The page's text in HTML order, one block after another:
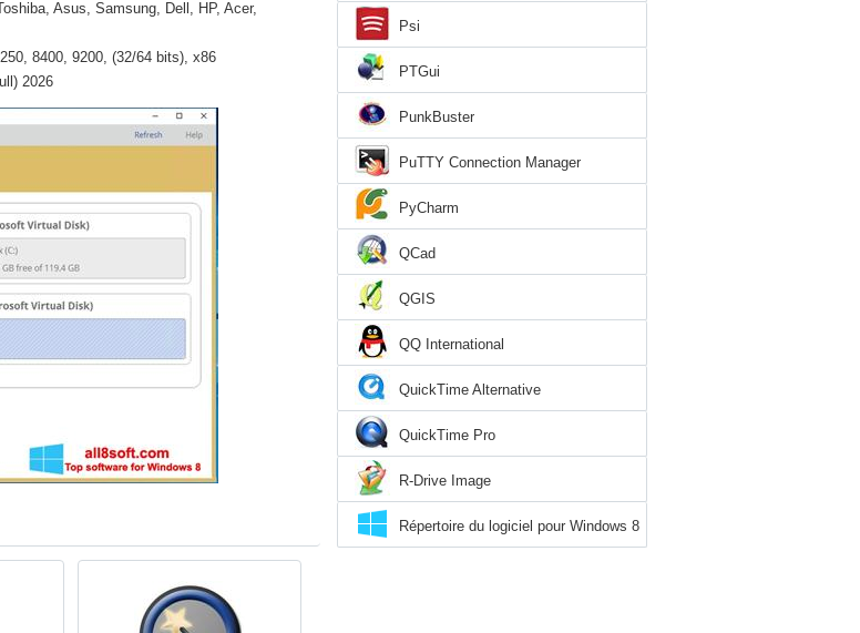
Asus, Samsung, Dell, HP, Acer,
8400, 9200, (32/64 bits), x86
2026
Psi
PTGui
PunkBuster
PuTTY Connection Manager
PyCharm
QCad
QGIS
QQ International
QuickTime Alternative
QuickTime Pro
R-Drive Image
Répertoire du logiciel pour Windows 8